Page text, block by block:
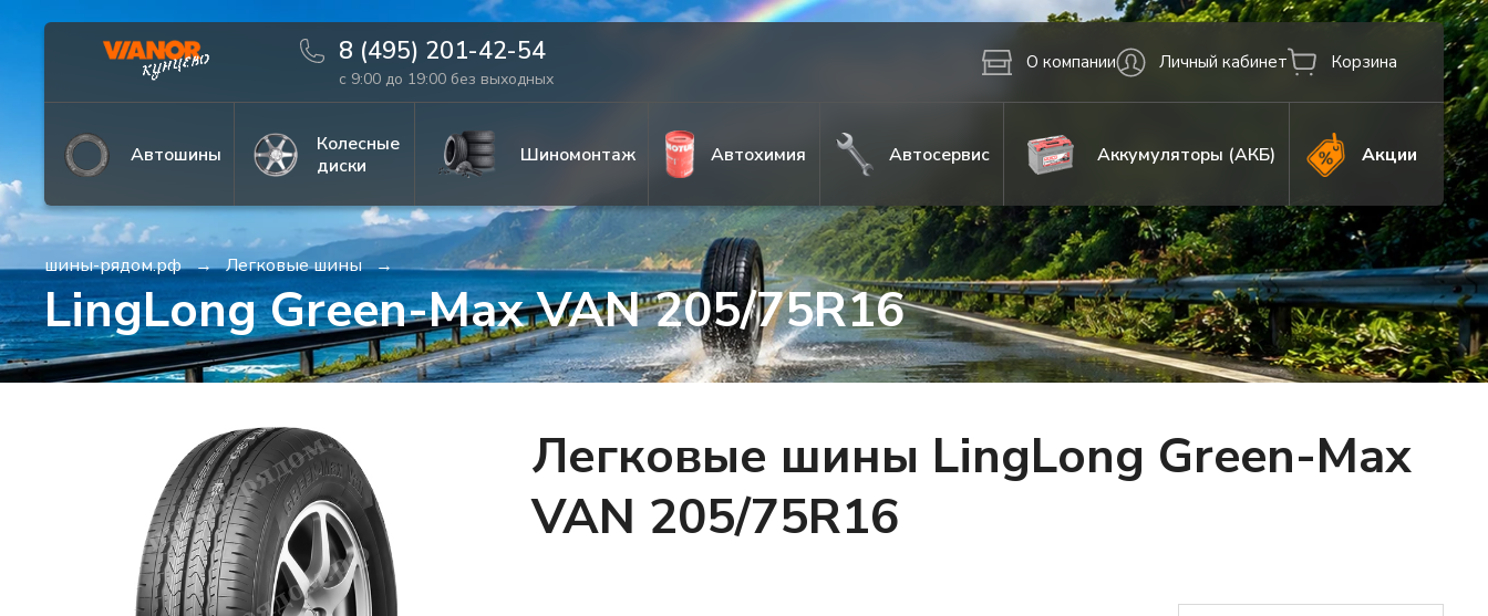
8 (495) 201-42-54
с 9:00 до 19:00 без выходных
О компании Личный кабинет Корзина
Автошины
Колесные
диски
Шиномонтаж Автохимия Автосервис Аккумуляторы (АКБ) Акции
шины-рядом.рф Легковые шины
LingLong Green-Max VAN 205/75R16
Легковые шины LingLong Green-Max
VAN 205/75R16
Информация Фото товара